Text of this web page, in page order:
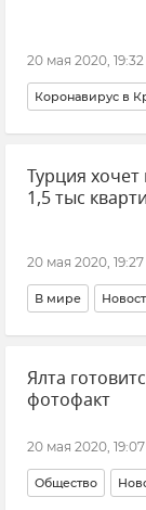
20 мая 2020, 19:32
Коронавирус в
Турция
1,5 тыс
20 мая 2020, 19:27
В мире
Ялта
фотофакт
20 мая 2020, 19:07
Общество